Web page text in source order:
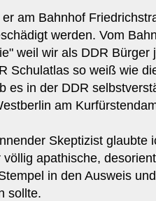
am Bahnhof
werden. Vom
weil wir als DDR Bürger
Schulatlas so weiß wie
es in der DDR
am
Skeptizist glaubte
apathische,
in den Ausweis
sollte.